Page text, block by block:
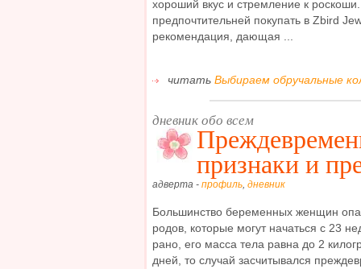
хороший вкус и стремление к
предпочтительней покупать в Zbird
рекомендация, дающая ...
читать Выбираем обручальные
дневник обо всем
признаки и
адверта - профиль, дневник
Большинство беременных женщин
родов, которые могут начаться с 23
рано, его масса тела равна до 2
дней, то случай засчитывался